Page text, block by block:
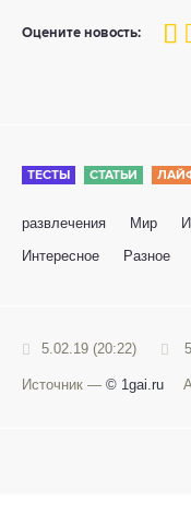
Оцените новость:
80
1 2 3
ТЕСТЫ СТАТЬИ
развлечения Мир
Интересное
Разное
5.02.19 (20:22)
Источник — © 1gai.ru